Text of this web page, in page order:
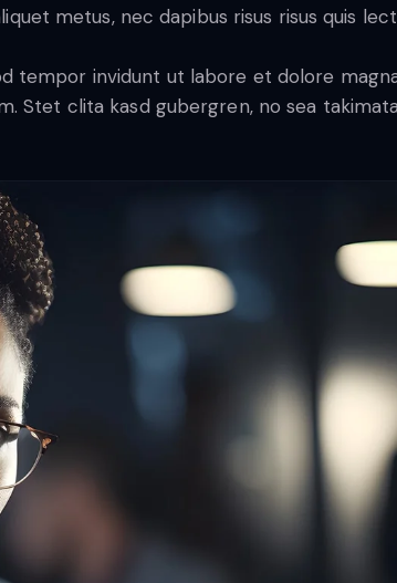
metus, nec dapibus risus risus quis
tempor invidunt ut labore et dolore
Stet clita kasd gubergren, no sea